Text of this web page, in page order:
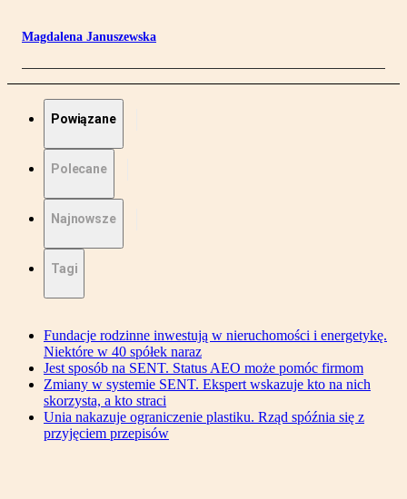
Magdalena Januszewska
Powiązane
Polecane
Najnowsze
Tagi
Fundacje rodzinne inwestują w nieruchomości i energetykę.
Niektóre w 40 spółek naraz
Jest sposób na SENT. Status AEO może pomóc firmom
Zmiany w systemie SENT. Ekspert wskazuje kto na nich
skorzysta, a kto straci
Unia nakazuje ograniczenie plastiku. Rząd spóźnia się z
przyjęciem przepisów